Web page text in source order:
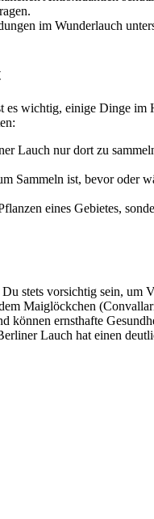
im Wunderlauch
es wichtig, einige Dinge
Lauch nur dort zu
Sammeln ist, bevor oder
eines Gebietes,
stets vorsichtig sein, um
Maiglöckchen
können ernsthafte
Lauch hat einen